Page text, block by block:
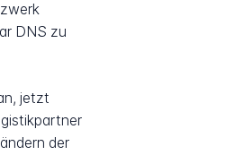
DNS zu
jetzt
der